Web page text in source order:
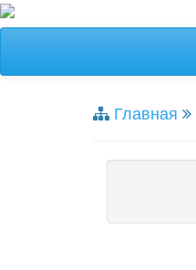
Главная